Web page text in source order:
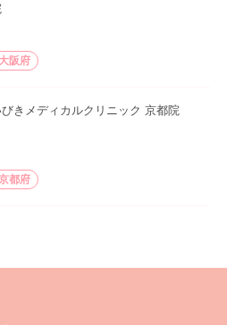
大阪府
びきメディカルクリニック 京都院
都府